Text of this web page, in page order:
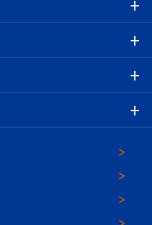
てなしガイド
ブ）
ラム